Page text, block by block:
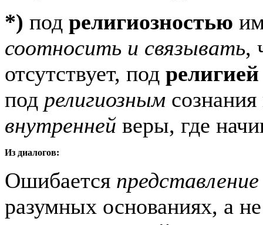
*) под религиозностью
соотносить и связывать,
отсутствует, под религией
под религиозным
внутренней веры, где
Из диалогов:
Ошибается представление
разумных основаниях, а